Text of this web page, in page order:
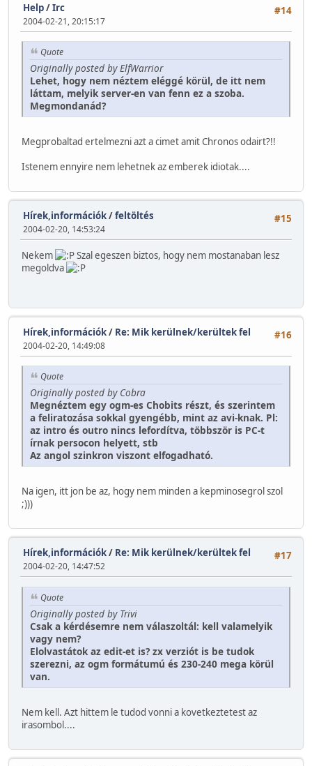
#14
Help/Irc
2004-02-21, 20:15:17
Quote
Originally posted by ElfWarrior
Lehet, hogy nem néztem eléggé körül, de itt nem
láttam, melyik server-en van fenn ez a szoba.
Megmondanád?
Megprobaltad ertelmezni azt a cimet amit Chronos odairt?!!
Istenem ennyire nem lehetnek az emberek idiotak....
#15
Hírek,információk/feltöltés
2004-02-20, 14:53:24
Nekem
Szal egeszen biztos, hogy nem mostanaban lesz
megoldva
#16
Hírek,információk/ Re: Mik kerülnek/kerültek fel
2004-02-20, 14:49:08
Quote
Originally posted by Cobra
Megnéztem egy ogm-es Chobits részt, és szerintem
a feliratozása sokkal gyengébb, mint az avi-knak. Pl:
az intro és outro nincs lefordítva, többször is PC-t
írnak persocon helyett, stb
Az angol szinkron viszont elfogadható.
Na igen, itt jon be az, hogy nem minden a kepminosegrol szol
;)))
#17
Hírek,információk/ Re: Mik kerülnek/kerültek fel
2004-02-20, 14:47:52
Quote
Originally posted by Trivi
Csak a kérdésemre nem válaszoltál: kell valamelyik
vagy nem?
Elolvastátok az edit-et is? zx verziót is be tudok
szerezni, az ogm formátumú és 230-240 mega körül
van.
Nem kell. Azt hittem le tudod vonni a kovetkeztetest az
irasombol....